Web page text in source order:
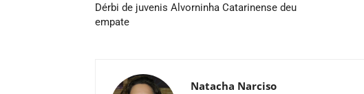
Dérbi de juvenis Alvorninha Catarinense deu
empate
Natacha Narciso